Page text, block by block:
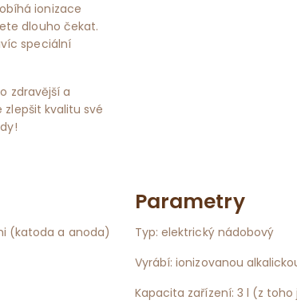
ionizace
dlouho čekat.
speciální
zdravější a
kvalitu své
(katoda a anoda)
Parametry
Typ: elektrický nádobový
Vyrábí: ionizovanou
Kapacita zařízení: 3 l (z